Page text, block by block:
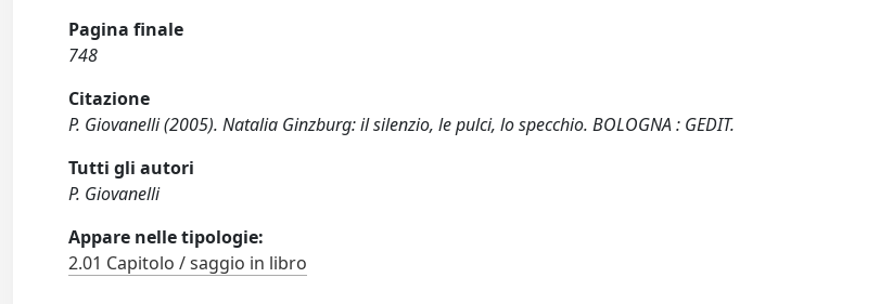
Pagina finale
748
Citazione
P. Giovanelli (2005). Natalia Ginzburg: il silenzio, le pulci, lo specchio. BOLOGNA : GEDIT.
Tutti gli autori
P. Giovanelli
Appare nelle tipologie:
2.01 Capitolo / saggio in libro